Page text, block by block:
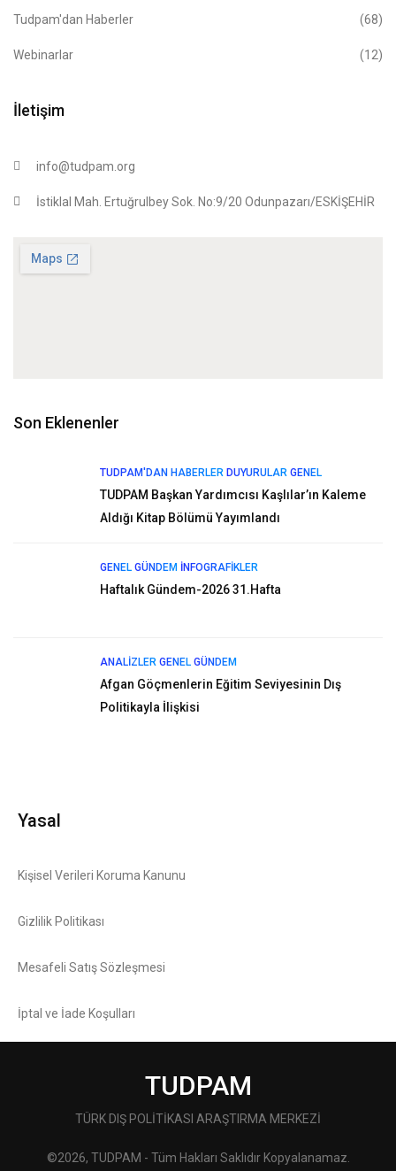
Tudpam'dan Haberler (68)
Webinarlar (12)
İletişim
info@tudpam.org
İstiklal Mah. Ertuğrulbey Sok. No:9/20 Odunpazarı/ESKİŞEHİR
Son Eklenenler
TUDPAM'DAN HABERLER DUYURULAR GENEL
TUDPAM Başkan Yardımcısı Kaşlılar’ın Kaleme
Aldığı Kitap Bölümü Yayımlandı
GENEL GÜNDEM İNFOGRAFIKLER
Haftalık Gündem-2026 31.Hafta
ANALIZLER GENEL GÜNDEM
Afgan Göçmenlerin Eğitim Seviyesinin Dış
Politikayla İlişkisi
Yasal
Kişisel Verileri Koruma Kanunu
Gizlilik Politikası
Mesafeli Satış Sözleşmesi
İptal ve İade Koşulları
TUDPAM
TÜRK DIŞ POLİTİKASI ARAŞTIRMA MERKEZİ
©2026, TUDPAM - Tüm Hakları Saklıdır Kopyalanamaz.